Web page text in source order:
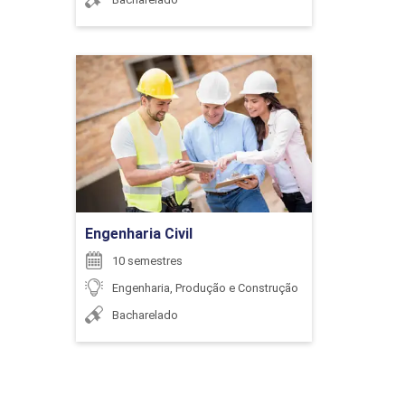
6
ENCONTRO ACADÊMICO/AVALIAÇÃO
Engenharia Civil
10 semestres
Engenharia, Produção e Construção
Bacharelado
Engenharia Civil
Detalhes do curso
Ir para Inscrição